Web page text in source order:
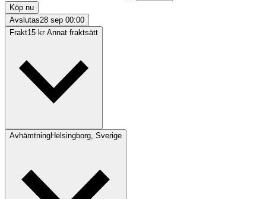
Köp nu
Avslutas28 sep 00:00
Frakt15 kr Annat fraktsätt
AvhämtningHelsingborg, Sverige